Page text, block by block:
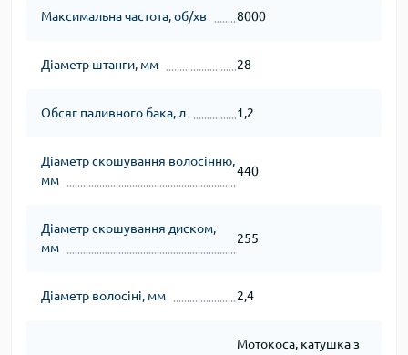
Максимальна частота, об/хв 8000
Діаметр штанги, мм 28
Обсяг паливного бака, л 1,2
Діаметр скошування волосінню,
мм
440
Діаметр скошування диском,
мм
255
Діаметр волосіні, мм 2,4
Мотокоса, катушка з